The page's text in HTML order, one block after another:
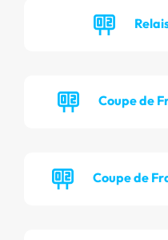
Coupe de
Coupe de